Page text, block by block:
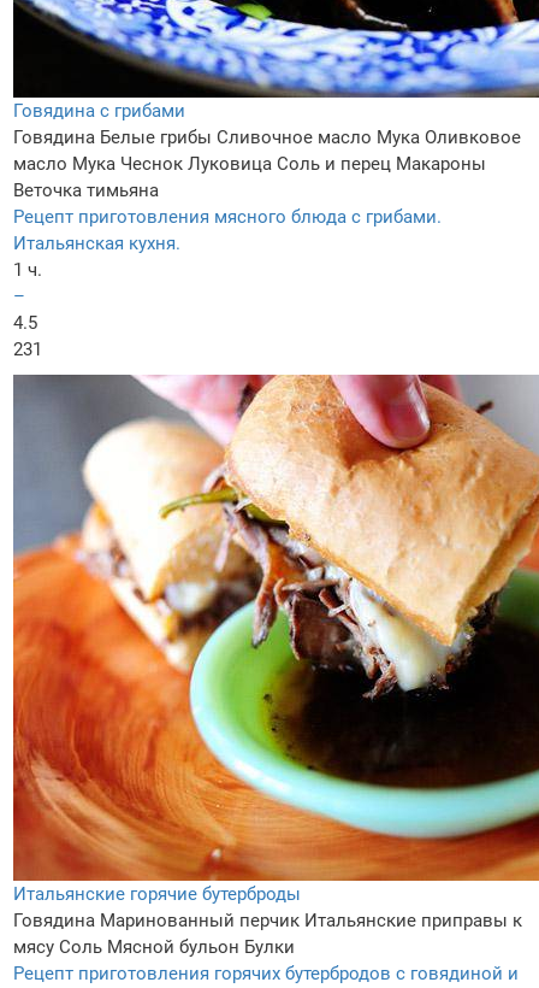
Говядина с грибами
Говядина Белые грибы Сливочное масло Мука Оливковое
масло Мука Чеснок Луковица Соль и перец Макароны
Веточка тимьяна
Рецепт приготовления мясного блюда с грибами.
Итальянская кухня.
1 ч.
–
4.5
231
Итальянские горячие бутерброды
Говядина Маринованный перчик Итальянские приправы к
мясу Соль Мясной бульон Булки
Рецепт приготовления горячих бутербродов с говядиной и